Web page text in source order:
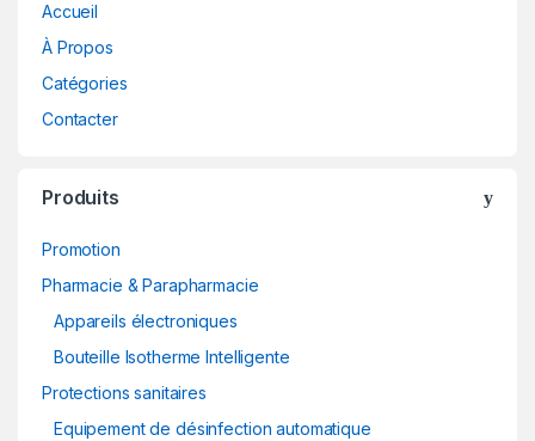
Accueil
À Propos
Catégories
Contacter
Produits
Promotion
Pharmacie & Parapharmacie
Appareils électroniques
Bouteille Isotherme Intelligente
Protections sanitaires
Equipement de désinfection automatique